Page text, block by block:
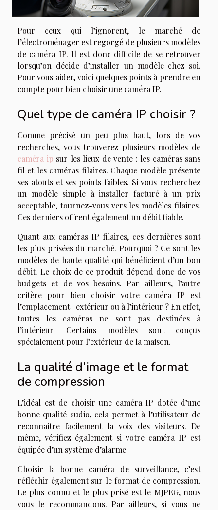
Pour ceux qui l’ignorent, le marché de
l’électroménager est regorgé de plusieurs modèles
de caméra IP. Il est donc difficile de se retrouver
lorsqu’on décide d’installer un modèle chez soi.
Pour vous aider, voici quelques points à prendre en
compte pour bien choisir une caméra IP.
Quel type de caméra IP choisir ?
Comme précisé un peu plus haut, lors de vos
recherches, vous trouverez plusieurs modèles de
caméra ip sur les lieux de vente : les caméras sans
fil et les caméras filaires. Chaque modèle présente
ses atouts et ses points faibles. Si vous recherchez
un modèle simple à installer facturé à un prix
acceptable, tournez-vous vers les modèles filaires.
Ces derniers offrent également un débit fiable.
Quant aux caméras IP filaires, ces dernières sont
les plus prisées du marché. Pourquoi ? Ce sont les
modèles de haute qualité qui bénéficient d’un bon
débit. Le choix de ce produit dépend donc de vos
budgets et de vos besoins. Par ailleurs, l’autre
critère pour bien choisir votre caméra IP est
l’emplacement : extérieur ou à l’intérieur ? En effet,
toutes les caméras ne sont pas destinées à
l’intérieur. Certains modèles sont conçus
spécialement pour l’extérieur de la maison.
La qualité d’image et le format
de compression
L’idéal est de choisir une caméra IP dotée d’une
bonne qualité audio, cela permet à l’utilisateur de
reconnaitre facilement la voix des visiteurs. De
même, vérifiez également si votre caméra IP est
équipée d’un système d’alarme.
Choisir la bonne caméra de surveillance, c’est
réfléchir également sur le format de compression.
Le plus connu et le plus prisé est le MJPEG, nous
vous le recommandons. Par ailleurs, si vous ne